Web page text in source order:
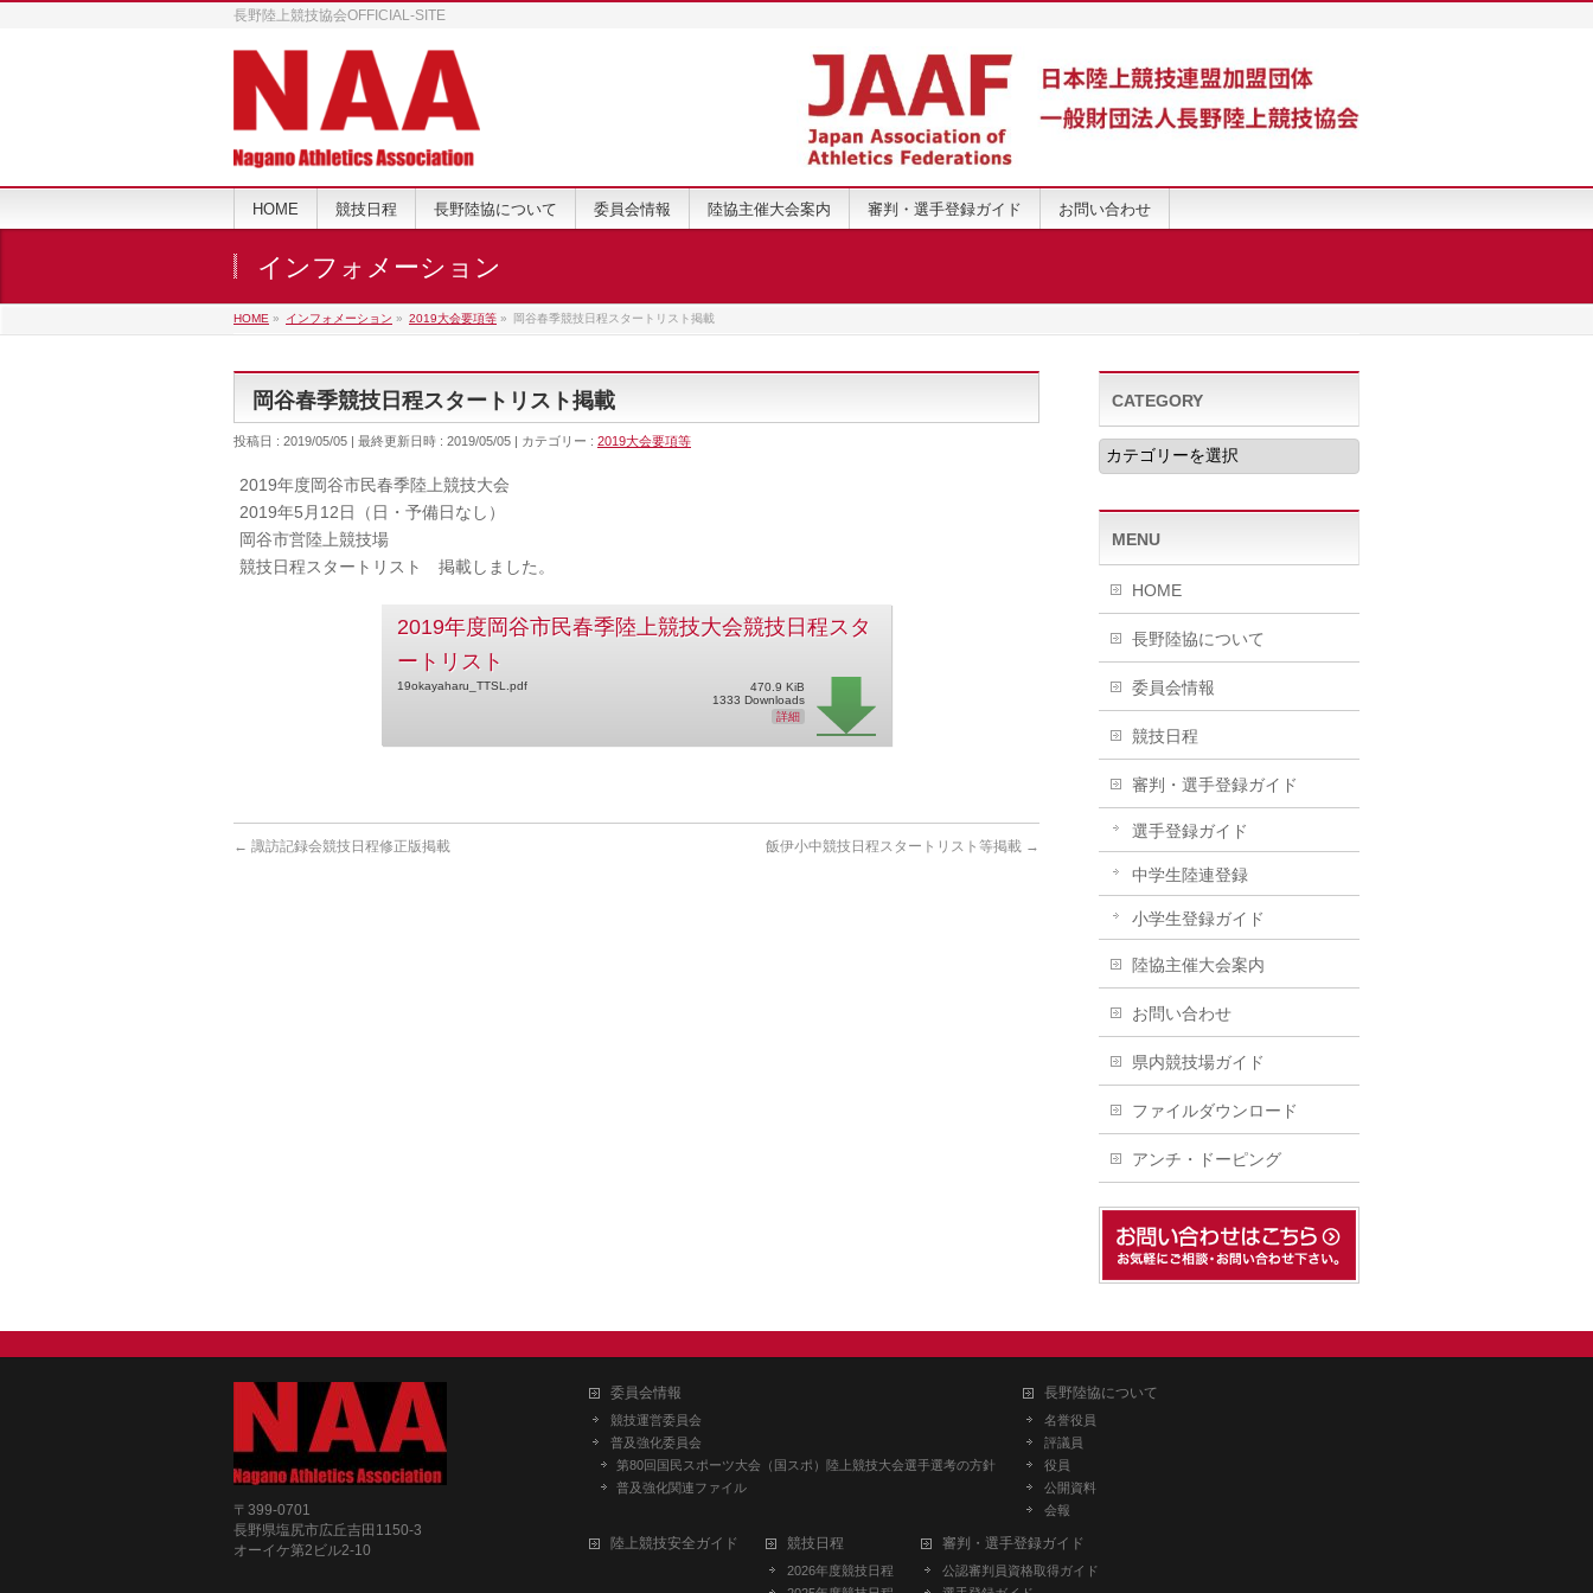
長野陸上競技協会OFFICIAL-SITE
HOME 競技日程 長野陸協について 委員会情報 陸協主催大会案内 審判・選手登録ガイド お問い合わせ
インフォメーション
HOME » インフォメーション » 2019大会要項等 » 岡谷春季競技日程スタートリスト掲載
岡谷春季競技日程スタートリスト掲載
投稿日 : 2019/05/05 最終更新日時 : 2019/05/05 カテゴリー : 2019大会要項等
2019年度岡谷市民春季陸上競技大会
2019年5月12日（日・予備日なし）
岡谷市営陸上競技場
競技日程スタートリスト 掲載しました。
2019年度岡谷市民春季陸上競技大会競技日程スタ
ートリスト
19okayaharu_TTSL.pdf
470.9 KiB
1333 Downloads
詳細
← 諏訪記録会競技日程修正版掲載 飯伊小中競技日程スタートリスト等掲載 →
CATEGORY
CATEGORY
MENU
HOME
長野陸協について
委員会情報
競技日程
審判・選手登録ガイド
選手登録ガイド
中学生陸連登録
小学生登録ガイド
陸協主催大会案内
お問い合わせ
県内競技場ガイド
ファイルダウンロード
アンチ・ドーピング
〒399-0701
長野県塩尻市広丘吉田1150-3
オーイケ第2ビル2-10
委員会情報
競技運営委員会
普及強化委員会
第80回国民スポーツ大会（国スポ）陸上競技大会選手選考の方針
普及強化関連ファイル
長野陸協について
名誉役員
評議員
役員
公開資料
会報
陸上競技安全ガイド 競技日程
2026年度競技日程
審判・選手登録ガイド
公認審判員資格取得ガイド